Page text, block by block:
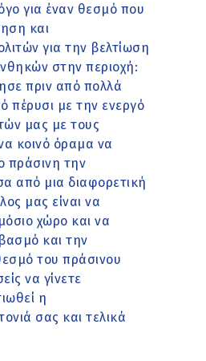
για έναν θεσμό που
και
για την βελτίωση
στην περιοχή:
πριν από πολλά
πέρυσι με την ενεργό
μας με τους
κοινό όραμα να
πράσινη την
από μια διαφορετική
μας είναι να
χώρο και να
και την
του πράσινου
να γίνετε
η
σας και τελικά